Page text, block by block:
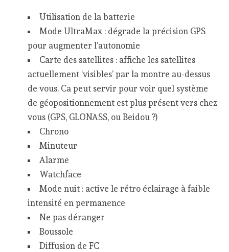
Utilisation de la batterie
Mode UltraMax : dégrade la précision GPS
pour augmenter l’autonomie
Carte des satellites : affiche les satellites
actuellement ‘visibles’ par la montre au-dessus
de vous. Ca peut servir pour voir quel système
de géopositionnement est plus présent vers chez
vous (GPS, GLONASS, ou Beidou ?)
Chrono
Minuteur
Alarme
Watchface
Mode nuit : active le rétro éclairage à faible
intensité en permanence
Ne pas déranger
Boussole
Diffusion de FC